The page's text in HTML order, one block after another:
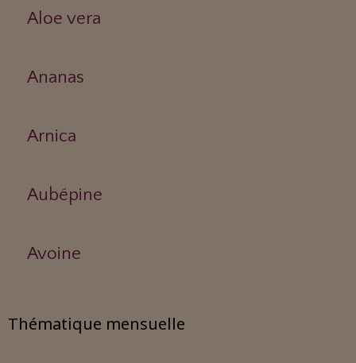
Aloe vera
Ananas
Arnica
Aubépine
Avoine
Thématique mensuelle